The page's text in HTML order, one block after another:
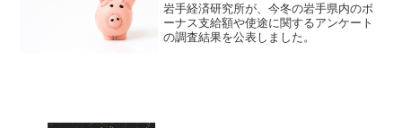
岩手経済研究所が、今冬の岩手県内のボ
ーナス支給額や使途に関するアンケート
の調査結果を公表しました。